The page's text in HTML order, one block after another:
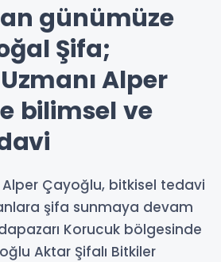
günümüze
Şifa;
Alper
bilimsel ve
Çayoğlu, bitkisel tedavi
şifa sunmaya devam
Korucuk bölgesinde
Aktar Şifalı Bitkiler